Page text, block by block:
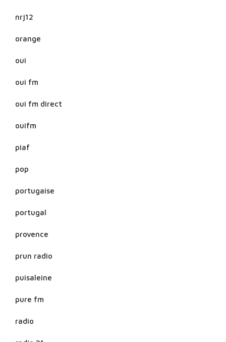
nrj12
orange
oui
oui fm
oui fm direct
ouifm
piaf
pop
portugaise
portugal
provence
prun radio
puisaleine
pure fm
radio